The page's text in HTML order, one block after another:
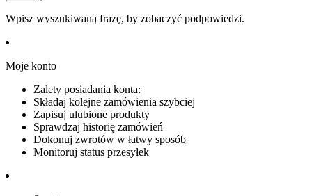
Wpisz wyszukiwaną frazę, by zobaczyć podpowiedzi.
Moje konto
Zalety posiadania konta:
Składaj kolejne zamówienia szybciej
Zapisuj ulubione produkty
Sprawdzaj historię zamówień
Dokonuj zwrotów w łatwy sposób
Monitoruj status przesyłek